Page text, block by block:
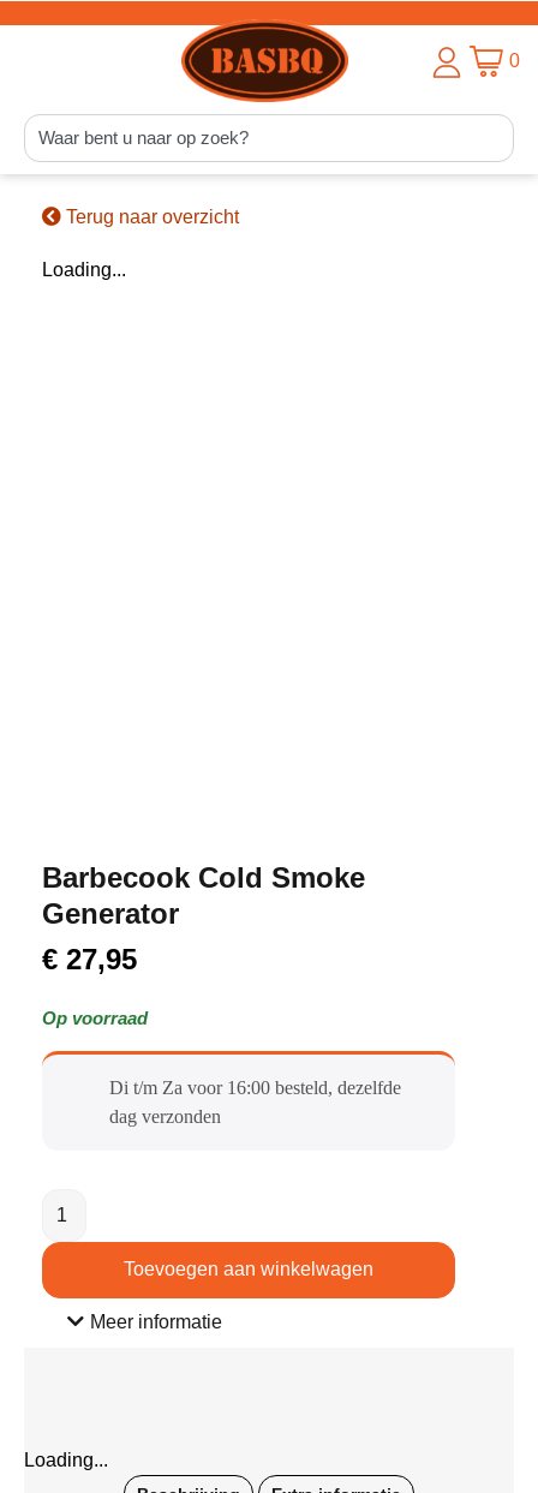
0
Terug naar overzicht
Loading...
Barbecook Cold Smoke
Generator
€ 27,95
Op voorraad
Di t/m Za voor 16:00 besteld, dezelfde
dag verzonden​
Toevoegen aan winkelwagen
Meer informatie
Loading...